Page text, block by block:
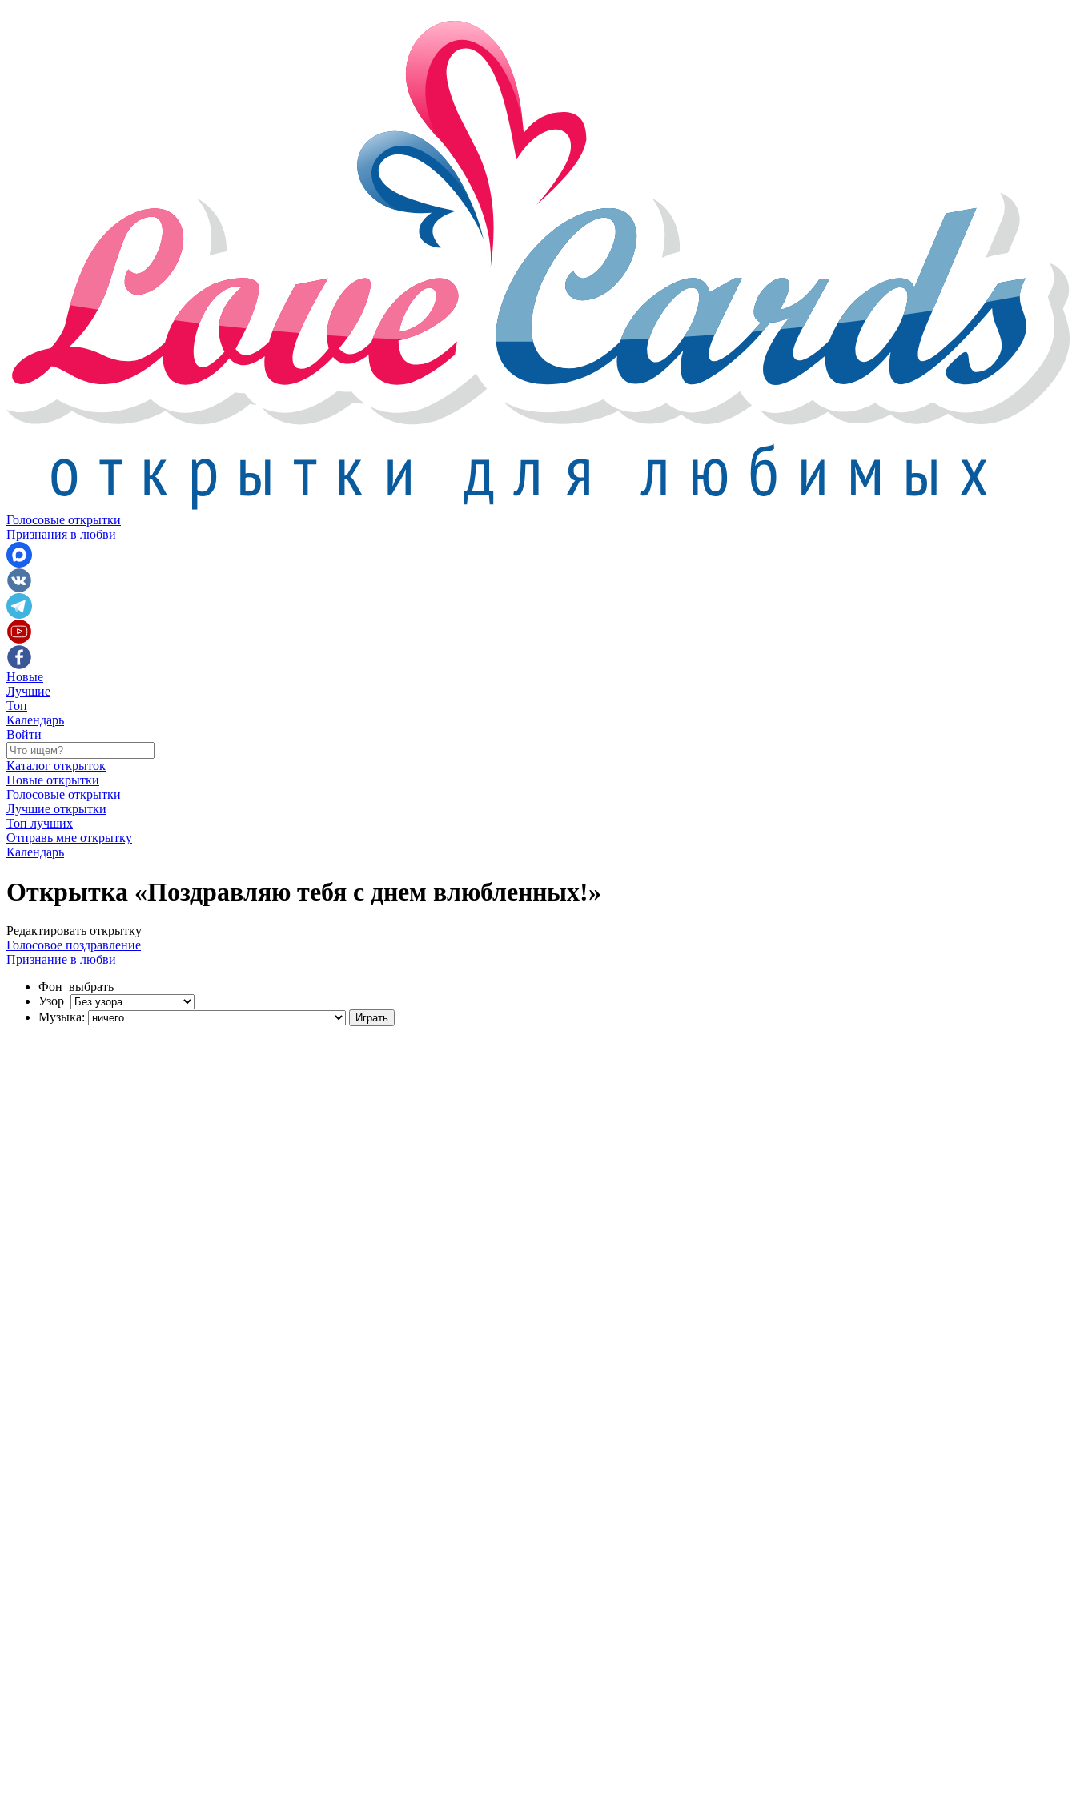
Голосовые открытки
Признания в любви
Новые
Лучшие
Топ
Календарь
Войти
Каталог открыток
Новые открытки
Голосовые открытки
Лучшие открытки
Топ лучших
Отправь мне открытку
Календарь
Открытка «Поздравляю тебя с днем влюбленных!»
Редактировать открытку
Голосовое поздравление
Признание в любви
Фон выбрать
Узор
Музыка: